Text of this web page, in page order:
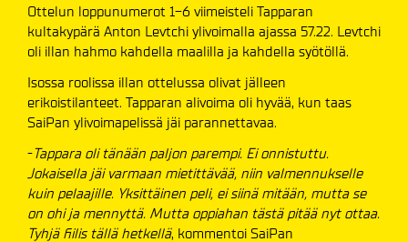
Ottelun loppunumerot 1-6 viimeisteli Tapparan
kultakypärä Anton Levtchi ylivoimalla ajassa 57.22. Levtchi
oli illan hahmo kahdella maalilla ja kahdella syötöllä.
Isossa roolissa illan ottelussa olivat jälleen
erikoistilanteet. Tapparan alivoima oli hyvää, kun taas
SaiPan ylivoimapelissä jäi parannettavaa.
-Tappara oli tänään paljon parempi. Ei onnistuttu.
Jokaisella jäi varmaan mietittävää, niin valmennukselle
kuin pelaajille. Yksittäinen peli, ei siinä mitään, mutta se
on ohi ja mennyttä. Mutta oppiahan tästä pitää nyt ottaa.
Tyhjä fiilis tällä hetkellä, kommentoi SaiPan